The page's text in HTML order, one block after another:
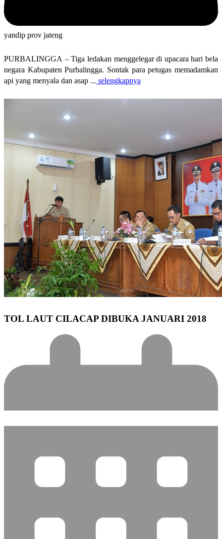
yandip prov jateng
PURBALINGGA – Tiga ledakan menggelegar di upacara hari bela
negara Kabupaten Purbalingga. Sontak para petugas memadamkan
api yang menyala dan asap ... selengkapnya
TOL LAUT CILACAP DIBUKA JANUARI 2018